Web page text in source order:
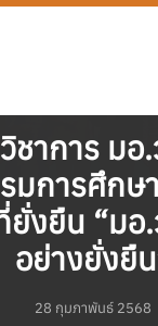
ชาการ ม
มการศึกษ
งยืน “มอ.
อย่างยั่งยื
28 กุมภาพันธ์ 2568